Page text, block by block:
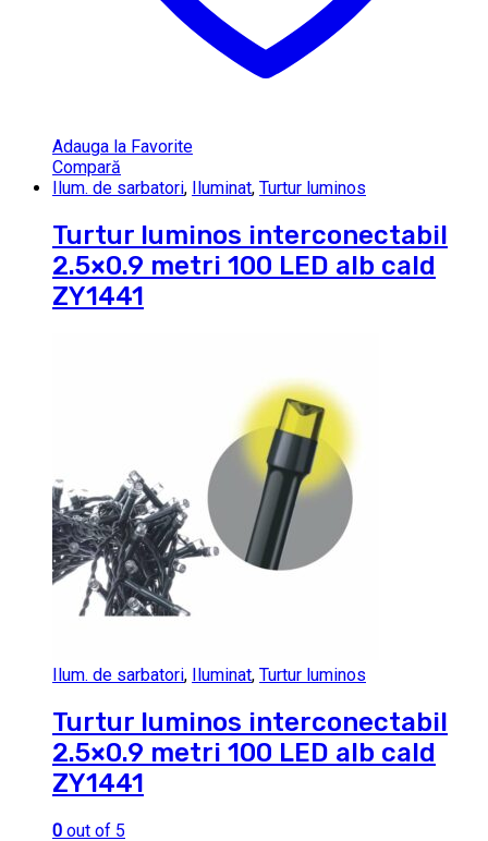
Adauga la Favorite
Compară
Ilum. de sarbatori, Iluminat, Turtur luminos
Turtur luminos interconectabil
2.5×0.9 metri 100 LED alb cald
ZY1441
Ilum. de sarbatori, Iluminat, Turtur luminos
Turtur luminos interconectabil
2.5×0.9 metri 100 LED alb cald
ZY1441
0 out of 5